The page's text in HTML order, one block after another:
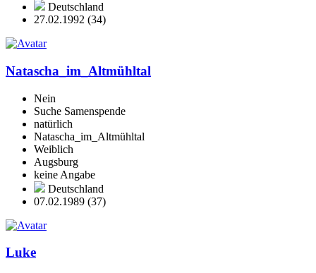
Deutschland
27.02.1992 (34)
Natascha_im_Altmühltal
Nein
Suche Samenspende
natürlich
Natascha_im_Altmühltal
Weiblich
Augsburg
keine Angabe
Deutschland
07.02.1989 (37)
Luke